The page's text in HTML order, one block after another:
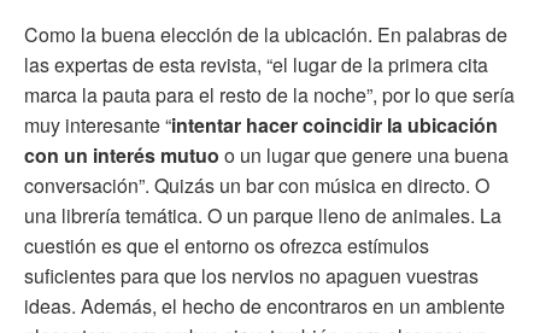
Como la buena elección de la ubicación. En palabras de
las expertas de esta revista, “el lugar de la primera cita
marca la pauta para el resto de la noche”, por lo que sería
muy interesante “intentar hacer coincidir la ubicación
con un interés mutuo o un lugar que genere una buena
conversación”. Quizás un bar con música en directo. O
una librería temática. O un parque lleno de animales. La
cuestión es que el entorno os ofrezca estímulos
suficientes para que los nervios no apaguen vuestras
ideas. Además, el hecho de encontraros en un ambiente